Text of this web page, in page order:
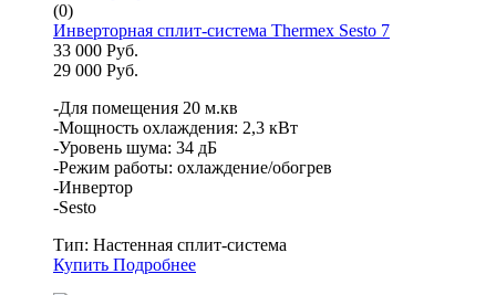
(0)
Инверторная сплит-система Thermex Sesto 7
33 000 Руб.
29 000 Руб.
-Для помещения 20 м.кв
-Мощность охлаждения: 2,3 кВт
-Уровень шума: 34 дБ
-Режим работы: охлаждение/обогрев
-Инвертор
-Sesto
Тип: Настенная сплит-система
Купить Подробнее